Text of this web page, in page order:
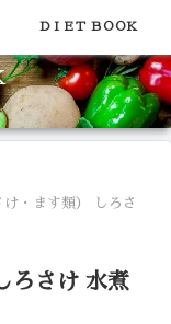
健康やダイエットに
け・ます類） しろさ
ろさけ 水煮
ＤＩＥＴ ＢＯＯＫ